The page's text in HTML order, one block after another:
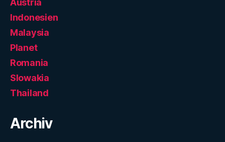
Austria
Indonesien
Malaysia
Planet
Romania
Slowakia
Thailand
Archiv